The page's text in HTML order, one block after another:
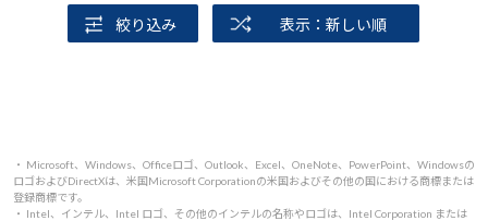
絞り込み 表示：新しい順
・ Microsoft、Windows、Officeロゴ、Outlook、Excel、OneNote、PowerPoint、Windowsの
ロゴおよびDirectXは、米国Microsoft Corporationの米国およびその他の国における商標または
登録商標です。
・ Intel、インテル、Intel ロゴ、その他のインテルの名称やロゴは、Intel Corporation または